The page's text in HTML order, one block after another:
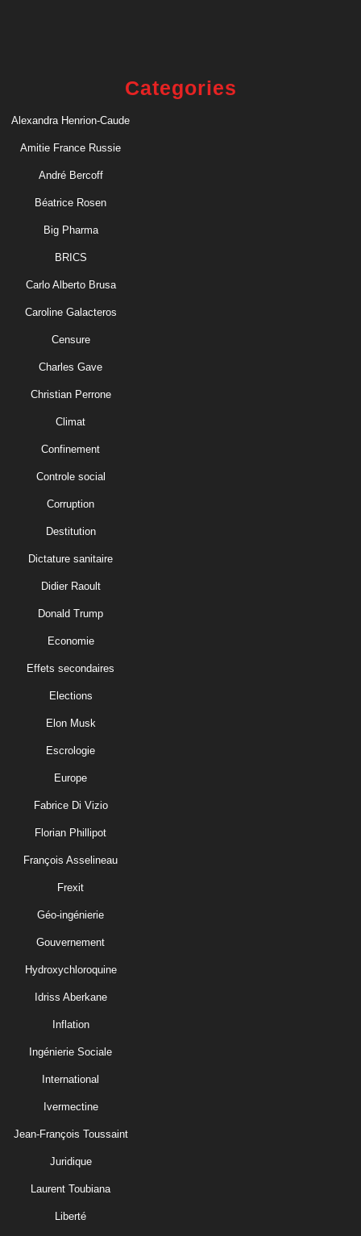
Categories
Alexandra Henrion-Caude
Amitie France Russie
André Bercoff
Béatrice Rosen
Big Pharma
BRICS
Carlo Alberto Brusa
Caroline Galacteros
Censure
Charles Gave
Christian Perrone
Climat
Confinement
Controle social
Corruption
Destitution
Dictature sanitaire
Didier Raoult
Donald Trump
Economie
Effets secondaires
Elections
Elon Musk
Escrologie
Europe
Fabrice Di Vizio
Florian Phillipot
François Asselineau
Frexit
Géo-ingénierie
Gouvernement
Hydroxychloroquine
Idriss Aberkane
Inflation
Ingénierie Sociale
International
Ivermectine
Jean-François Toussaint
Juridique
Laurent Toubiana
Liberté